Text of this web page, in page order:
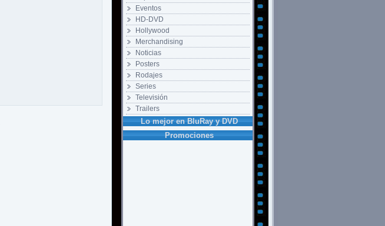
Eventos
HD-DVD
Hollywood
Merchandising
Noticias
Posters
Rodajes
Series
Televisión
Trailers
Lo mejor en BluRay y DVD
Promociones